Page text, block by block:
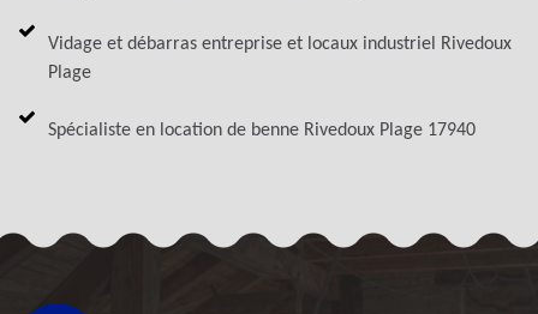
Vidage et débarras entreprise et locaux industriel Rivedoux
Plage
Spécialiste en location de benne Rivedoux Plage 17940